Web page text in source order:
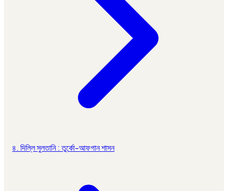
৪. দিল্লি সুলতানি : তুর্কো-আফগান শাসন